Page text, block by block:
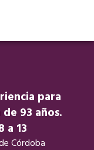
para
93 años.
a 13
Córdoba